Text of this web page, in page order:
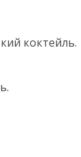
коктейль.